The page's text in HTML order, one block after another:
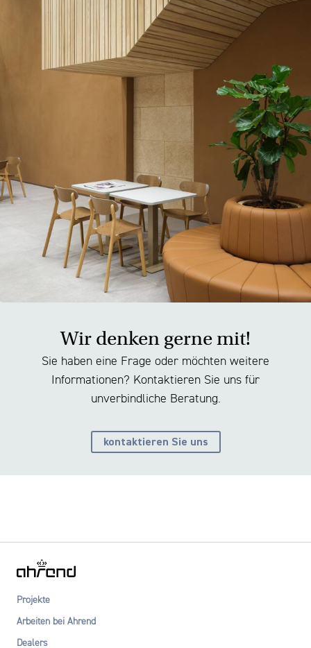
Wir denken gerne mit!
Sie haben eine Frage oder möchten weitere
Informationen? Kontaktieren Sie uns für
unverbindliche Beratung.
kontaktieren Sie uns
Projekte
Arbeiten bei Ahrend
Dealers